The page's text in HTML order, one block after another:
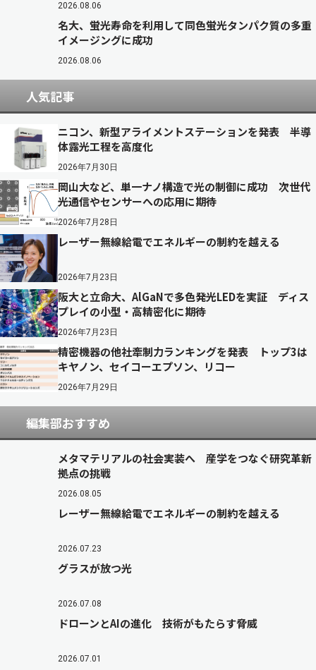
2026.08.06
名大、蛍光寿命を利用して同色蛍光タンパク質の多重
イメージングに成功
2026.08.06
人気記事
ニコン、新型アライメントステーションを発表 半導
体露光工程を高度化
2026年7月30日
岡山大など、単一ナノ構造で光の制御に成功 次世代
光通信やセンサーへの応用に期待
2026年7月28日
レーザー無線給電でエネルギーの制約を越える
2026年7月23日
阪大と立命大、AlGaNで多色発光LEDを実証 ディス
プレイの小型・高精密化に期待
2026年7月23日
精密機器の他社牽制力ランキングを発表 トップ3は
キヤノン、セイコーエプソン、リコー
2026年7月29日
編集部おすすめ
メタマテリアルの社会実装へ 産学をつなぐ研究革新
拠点の挑戦
2026.08.05
レーザー無線給電でエネルギーの制約を越える
2026.07.23
グラスが放つ光
2026.07.08
ドローンとAIの進化 技術がもたらす脅威
2026.07.01